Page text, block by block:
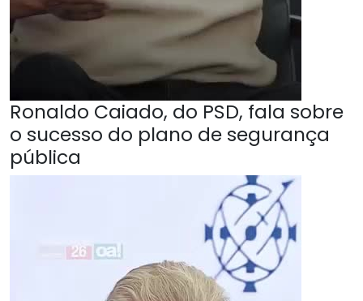
Ronaldo Caiado, do PSD, fala sobre
o sucesso do plano de segurança
pública